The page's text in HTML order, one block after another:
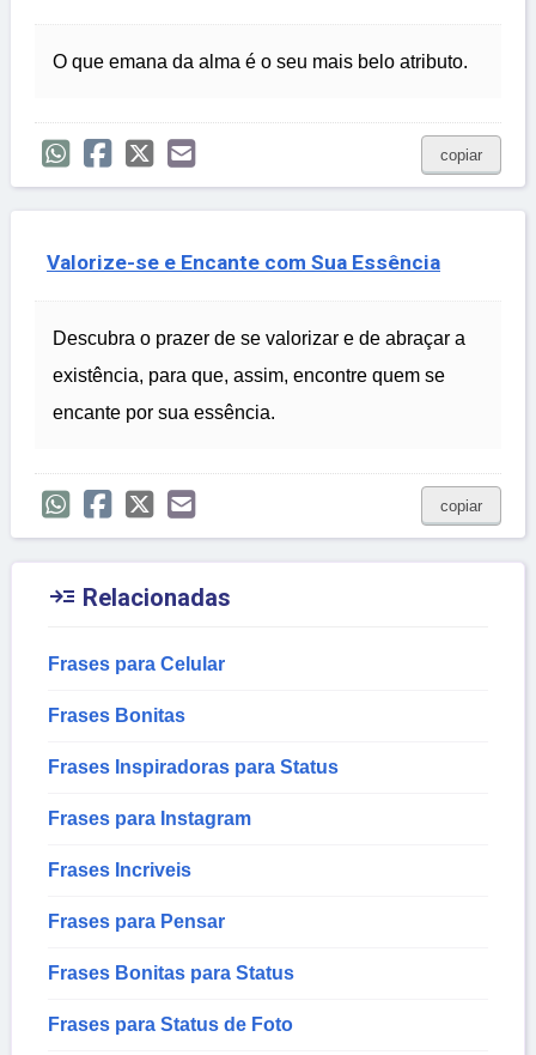
O que emana da alma é o seu mais belo atributo.
copiar
Valorize-se e Encante com Sua Essência
Descubra o prazer de se valorizar e de abraçar a
existência, para que, assim, encontre quem se
encante por sua essência.
copiar
 Relacionadas
Frases para Celular
Frases Bonitas
Frases Inspiradoras para Status
Frases para Instagram
Frases Incriveis
Frases para Pensar
Frases Bonitas para Status
Frases para Status de Foto